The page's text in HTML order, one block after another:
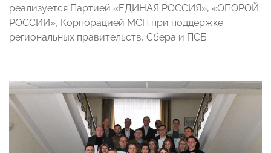
реализуется Партией «ЕДИНАЯ РОССИЯ», «ОПОРОЙ
РОССИИ», Корпорацией МСП при поддержке
региональных правительств, Сбера и ПСБ.